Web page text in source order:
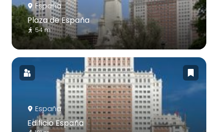
España
Plaza de España
54 m
España
Edificio España